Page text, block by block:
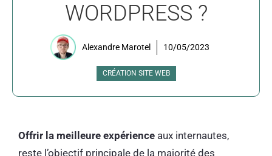
WORDPRESS ?
Alexandre Marotel 10/05/2023
CRÉATION SITE WEB
Offrir la meilleure expérience aux internautes,
reste l’objectif principale de la majorité des